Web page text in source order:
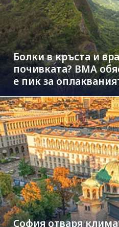
Болки в кръста и
почивката? ВМА
е пик за
София отваря